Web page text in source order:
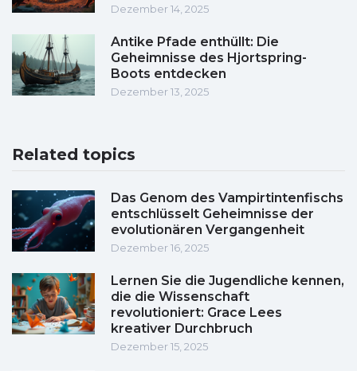
Dezember 14, 2025
Antike Pfade enthüllt: Die
Geheimnisse des Hjortspring-
Boots entdecken
Dezember 13, 2025
Related topics
Das Genom des Vampirtintenfischs
entschlüsselt Geheimnisse der
evolutionären Vergangenheit
Dezember 16, 2025
Lernen Sie die Jugendliche kennen,
die die Wissenschaft
revolutioniert: Grace Lees
kreativer Durchbruch
Dezember 15, 2025